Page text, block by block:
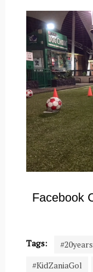
Facebook
Tags:
#KidZaniaGol